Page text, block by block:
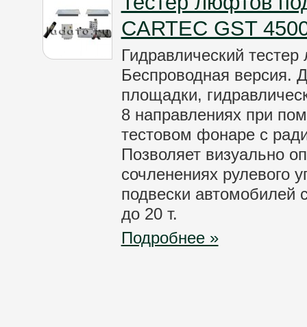
CARTEC GST
Гидравлический
Беспроводная версия.
площадки,
8 направлениях при
тестовом фонаре с
Позволяет визуально
сочленениях рулевого
подвески автомобилей
до 20 т.
Подробнее »